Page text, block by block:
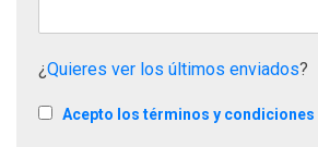
¿Quieres ver los últimos enviados?
Acepto los términos y condiciones